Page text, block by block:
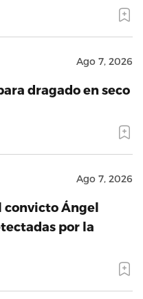
Ago 7, 2026
dragado en seco
Ago 7, 2026
convicto Ángel
por la